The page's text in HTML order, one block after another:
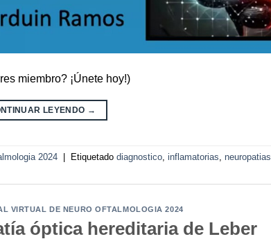
miembro? ¡Únete hoy!)
LEYENDO →
2024 Etiquetado diagnostico, inflamatorias, neuropatias
VIRTUAL DE NEURO OFTALMOLOGIA 2024
óptica hereditaria de Leber